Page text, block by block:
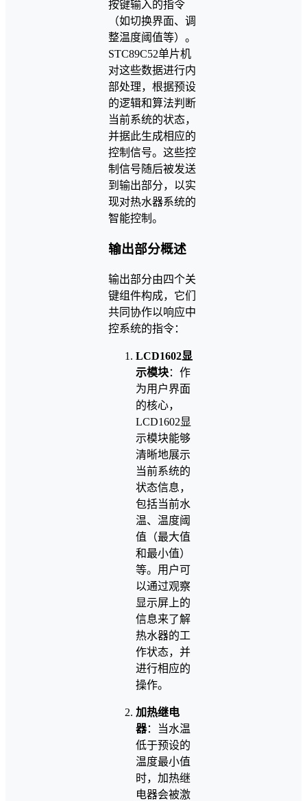
按键输入的指令
（如切换界面、调
整温度阈值等）。
STC89C52单片机
对这些数据进行内
部处理，根据预设
的逻辑和算法判断
当前系统的状态，
并据此生成相应的
控制信号。这些控
制信号随后被发送
到输出部分，以实
现对热水器系统的
智能控制。
输出部分概述
输出部分由四个关
键组件构成，它们
共同协作以响应中
控系统的指令：
LCD1602显
示模块：作
为用户界面
的核心，
LCD1602显
示模块能够
清晰地展示
当前系统的
状态信息，
包括当前水
温、温度阈
值（最大值
和最小值）
等。用户可
以通过观察
显示屏上的
信息来了解
热水器的工
作状态，并
进行相应的
操作。
加热继电
器：当水温
低于预设的
温度最小值
时，加热继
电器会被激